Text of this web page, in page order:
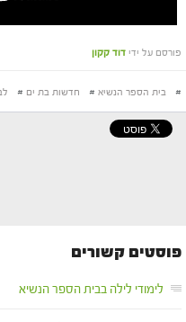
פורסם על ידי דוד קקון
# בית הספר הנשיא # חדשות בת ים #
פוסטים קשורים
לימודי לילה בבית הספר הנשיא